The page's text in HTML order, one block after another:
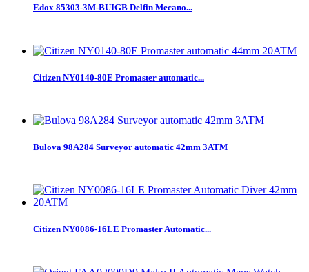
Edox 85303-3M-BUIGB Delfin Mecano...
Citizen NY0140-80E Promaster automatic...
Bulova 98A284 Surveyor automatic 42mm 3ATM
Citizen NY0086-16LE Promaster Automatic...